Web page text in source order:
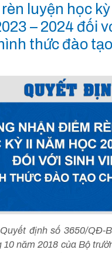
luyện học
– 2024 đối
thức đào
định số 3650/QĐ-
10 năm 2018 của Bộ